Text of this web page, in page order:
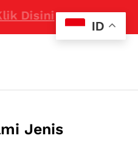
Jenis
ID